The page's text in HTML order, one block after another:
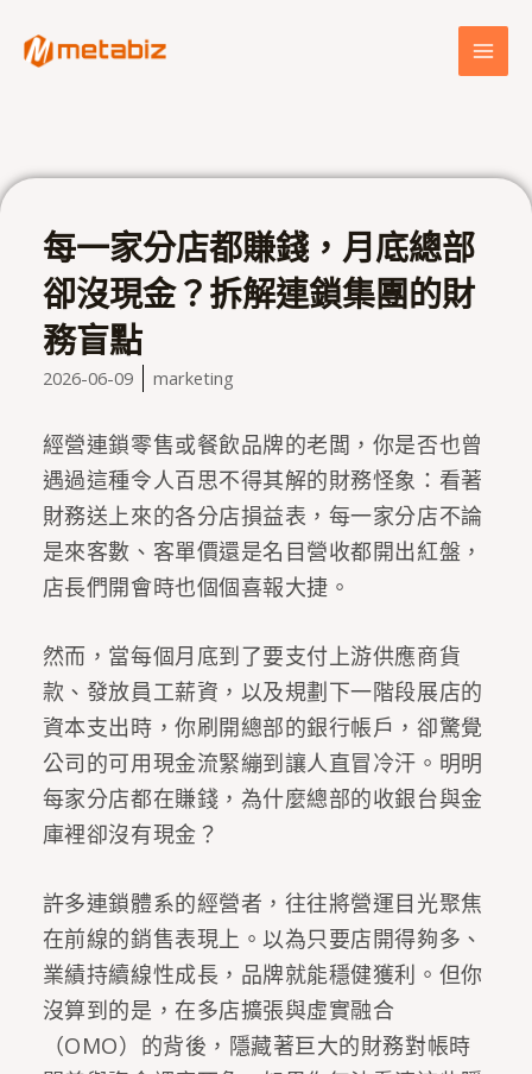
每一家分店都賺錢，月底總部
卻沒現金？拆解連鎖集團的財
務盲點
2026-06-09 marketing
經營連鎖零售或餐飲品牌的老闆，你是否也曾
遇過這種令人百思不得其解的財務怪象：看著
財務送上來的各分店損益表，每一家分店不論
是來客數、客單價還是名目營收都開出紅盤，
店長們開會時也個個喜報大捷。
然而，當每個月底到了要支付上游供應商貨
款、發放員工薪資，以及規劃下一階段展店的
資本支出時，你刷開總部的銀行帳戶，卻驚覺
公司的可用現金流緊繃到讓人直冒冷汗。明明
每家分店都在賺錢，為什麼總部的收銀台與金
庫裡卻沒有現金？
許多連鎖體系的經營者，往往將營運目光聚焦
在前線的銷售表現上。以為只要店開得夠多、
業績持續線性成長，品牌就能穩健獲利。但你
沒算到的是，在多店擴張與虛實融合
（OMO）的背後，隱藏著巨大的財務對帳時